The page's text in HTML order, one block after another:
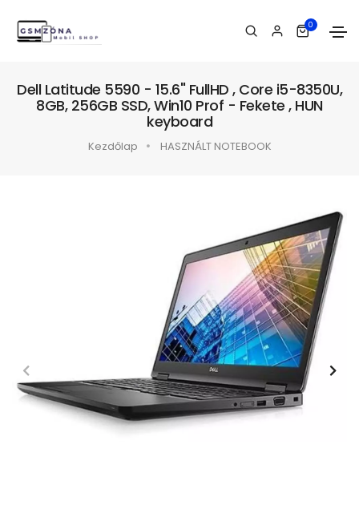
0
Dell Latitude 5590 - 15.6" FullHD , Core i5-8350U,
8GB, 256GB SSD, Win10 Prof - Fekete , HUN
keyboard
Kezdőlap HASZNÁLT NOTEBOOK